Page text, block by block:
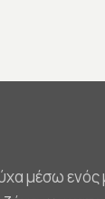
μέσω ενός